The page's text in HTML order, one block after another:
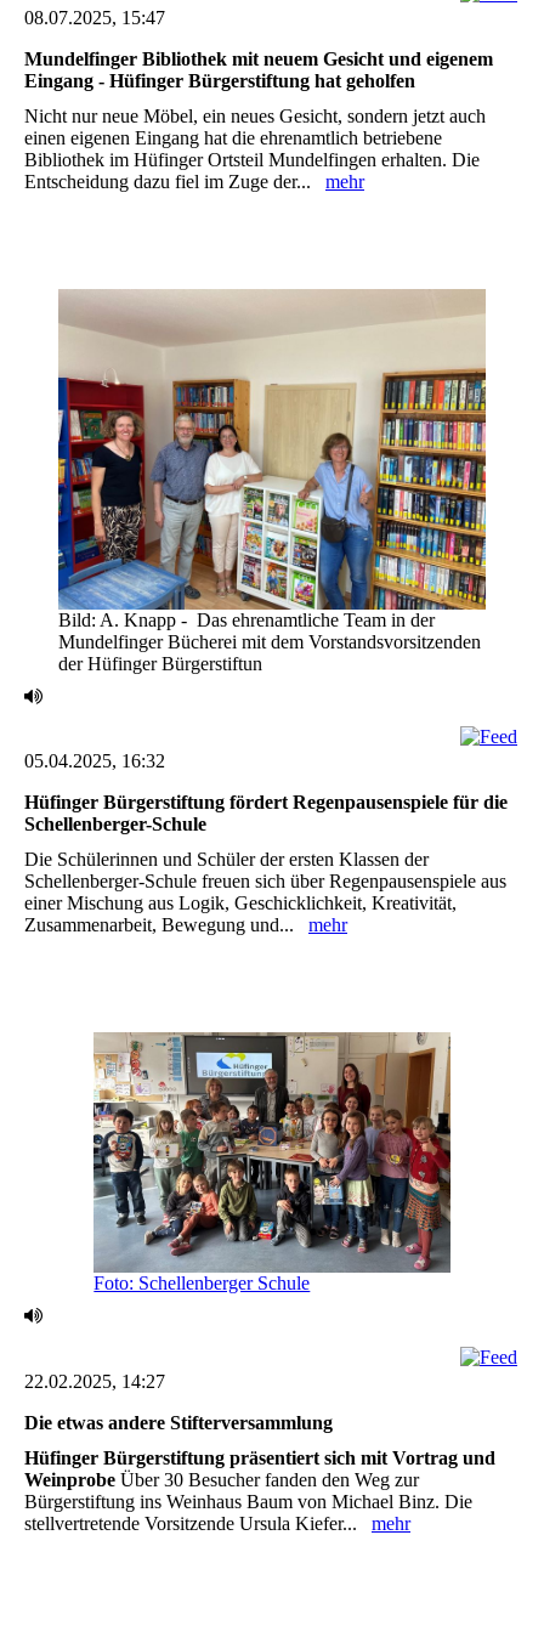
08.07.2025, 15:47
Mundelfinger Bibliothek mit neuem Gesicht und eigenem
Eingang -‎ Hüfinger Bürgerstiftung hat geholfen ‎
Nicht nur neue Möbel, ein neues Gesicht, sondern jetzt auch
einen eigenen Eingang hat die ‎ehrenamtlich betriebene
Bibliothek im Hüfinger Ortsteil Mundelfingen erhalten. Die
Entscheidung ‎dazu fiel im Zuge der... mehr
Bild: A. Knapp - ‎ Das ehrenamtliche Team in der
Mundelfinger Bücherei mit dem Vorstandsvorsitzenden
der ‎Hüfinger Bürgerstiftun
05.04.2025, 16:32
Hüfinger Bürgerstiftung fördert Regenpausenspiele für die
Schellenberger-Schule
Die Schülerinnen und Schüler der ersten Klassen der
Schellenberger-Schule freuen sich über Regenpausenspiele aus
einer Mischung aus Logik, Geschicklichkeit, Kreativität,
Zusammenarbeit, Bewegung und... mehr
Foto: Schellenberger Schule
22.02.2025, 14:27
Die etwas andere Stifterversammlung ‎
Hüfinger Bürgerstiftung präsentiert sich mit Vortrag und
Weinprobe Über 30 Besucher fanden den Weg zur
Bürgerstiftung ins Weinhaus Baum von Michael Binz. Die
‎stellvertretende Vorsitzende Ursula Kiefer... mehr